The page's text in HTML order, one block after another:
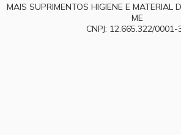
MAIS SUPRIMENTOS HIGIENE E MATERIAL
ME
CNPJ: 12.665.322/0001-